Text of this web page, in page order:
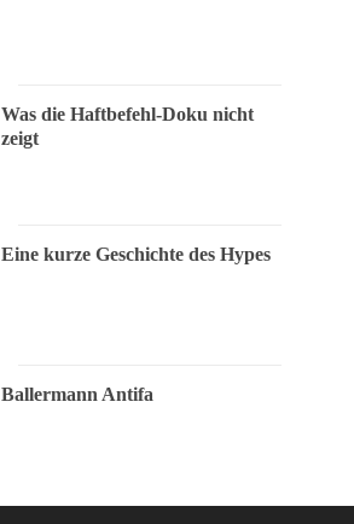
Was die Haftbefehl-Doku nicht
zeigt
Eine kurze Geschichte des Hypes
Ballermann Antifa